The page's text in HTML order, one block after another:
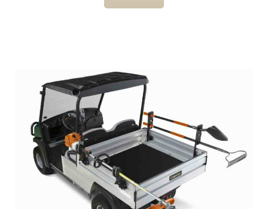
Clutch
F&R switch
Filters and fuel